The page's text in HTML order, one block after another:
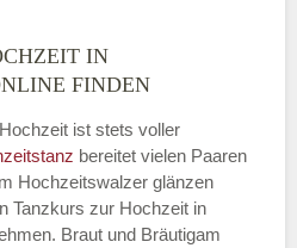
—
HINZUFÜGEN
IN
FINDEN
ist stets voller
bereitet vielen Paaren
Hochzeitswalzer glänzen
Tanzkurs zur Hochzeit in
Braut und Bräutigam